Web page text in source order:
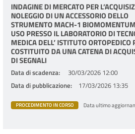
INDAGINE DI MERCATO PER
NOLEGGIO DI UN ACCESSORIO DELLO
STRUMENTO MACH-1
USO PRESSO IL LABORATORIO DI
MEDICA DELL’ ISTITUTO ORTOPEDICO
COSTITUITO DA UNA CATENA DI
DI SEGNALI
Data di scadenza
30/03/2026 12:00
Data di pubblicazione
17/03/2026 13:35
PROCEDIMENTO IN CORSO Data ultimo